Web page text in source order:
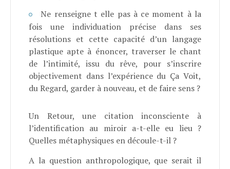
Ne renseigne t elle pas à ce moment à la
fois une individuation précise dans ses
résolutions et cette capacité d’un langage
plastique apte à énoncer, traverser le chant
de l’intimité, issu du rêve, pour s’inscrire
objectivement dans l’expérience du Ça Voit,
du Regard, garder à nouveau, et de faire sens ?
Un Retour, une citation inconsciente à
l’identification au miroir a-t-elle eu lieu ?
Quelles métaphysiques en découle-t-il ?
A la question anthropologique, que serait il